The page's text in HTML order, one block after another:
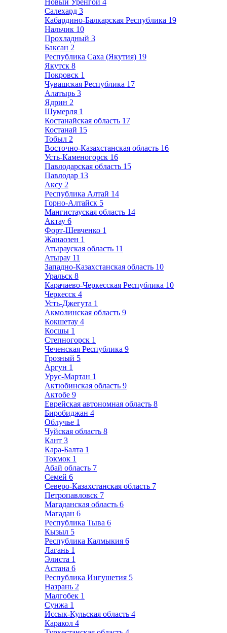
Новый Уренгой 4
Салехард 3
Кабардино-Балкарская Республика 19
Нальчик 10
Прохладный 3
Баксан 2
Республика Саха (Якутия) 19
Якутск 8
Покровск 1
Чувашская Республика 17
Алатырь 3
Ядрин 2
Шумерля 1
Костанайская область 17
Костанай 15
Тобыл 2
Восточно-Казахстанская область 16
Усть-Каменогорск 16
Павлодарская область 15
Павлодар 13
Аксу 2
Республика Алтай 14
Горно-Алтайск 5
Мангистауская область 14
Актау 6
Форт-Шевченко 1
Жанаозен 1
Атырауская область 11
Атырау 11
Западно-Казахстанская область 10
Уральск 8
Карачаево-Черкесская Республика 10
Черкесск 4
Усть-Джегута 1
Акмолинская область 9
Кокшетау 4
Косшы 1
Степногорск 1
Чеченская Республика 9
Грозный 5
Аргун 1
Урус-Мартан 1
Актюбинская область 9
Актобе 9
Еврейская автономная область 8
Биробиджан 4
Облучье 1
Чуйская область 8
Кант 3
Кара-Балта 1
Токмок 1
Абай область 7
Семей 6
Северо-Казахстанская область 7
Петропавловск 7
Магаданская область 6
Магадан 6
Республика Тыва 6
Кызыл 5
Республика Калмыкия 6
Лагань 1
Элиста 1
Астана 6
Республика Ингушетия 5
Назрань 2
Малгобек 1
Сунжа 1
Иссык-Кульская область 4
Каракол 4